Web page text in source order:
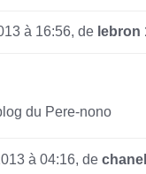
à 16:56, de lebron
du Pere-nono
à 04:16, de